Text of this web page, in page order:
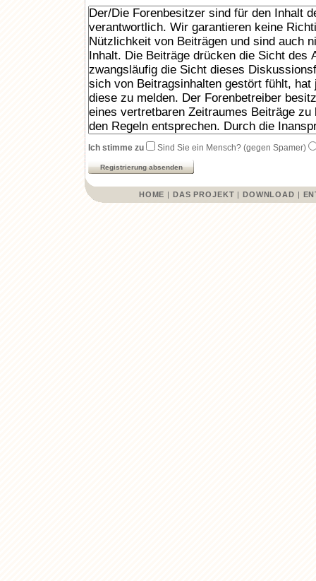
Ich stimme zu Sind Sie ein Mensch? (gegen Spamer)
HOME | DAS PROJEKT | DOWNLOAD |